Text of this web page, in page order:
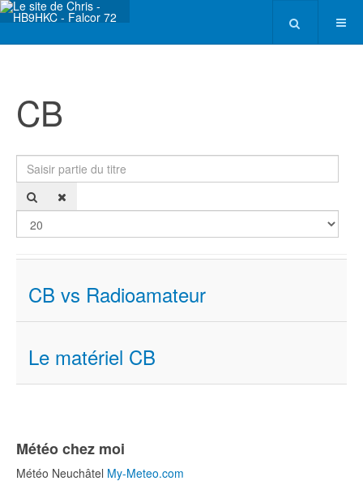
CB
Saisir partie du titre
CB vs Radioamateur
Le matériel CB
Météo chez moi
Météo Neuchâtel My-Meteo.com